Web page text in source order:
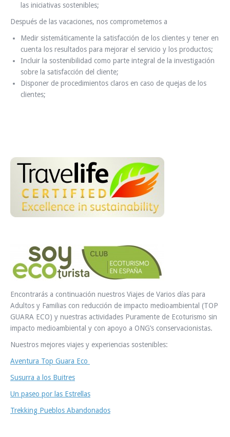
las iniciativas sostenibles;
Después de las vacaciones, nos comprometemos a
Medir sistemáticamente la satisfacción de los clientes y tener en
cuenta los resultados para mejorar el servicio y los productos;
Incluir la sostenibilidad como parte integral de la investigación
sobre la satisfacción del cliente;
Disponer de procedimientos claros en caso de quejas de los
clientes;
Encontrarás a continuación nuestros Viajes de Varios días para
Adultos y Familias con reducción de impacto medioambiental (TOP
GUARA ECO) y nuestras actividades Puramente de Ecoturismo sin
impacto medioambiental y con apoyo a ONG’s conservacionistas.
Nuestros mejores viajes y experiencias sostenibles:
Aventura Top Guara Eco
Susurra a los Buitres
Un paseo por las Estrellas
Trekking Pueblos Abandonados